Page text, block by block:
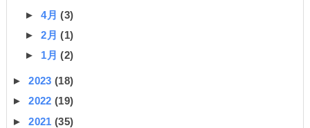
►4月(3)
►2月(1)
► 1月(2)
►2023(18)
►2022(19)
►2021(35)